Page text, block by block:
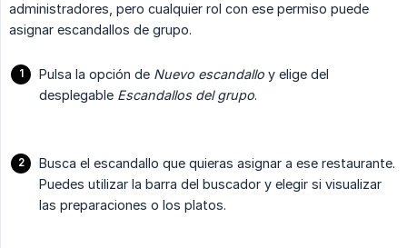
administradores, pero cualquier rol con ese permiso puede
asignar escandallos de grupo.
Pulsa la opción de Nuevo escandallo y elige del
desplegable Escandallos del grupo.
Busca el escandallo que quieras asignar a ese restaurante.
Puedes utilizar la barra del buscador y elegir si visualizar
las preparaciones o los platos.